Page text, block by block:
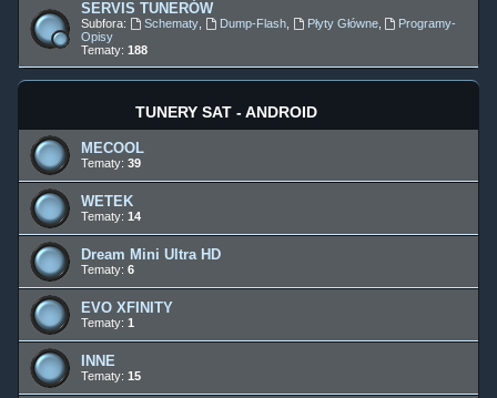
SERVIS TUNERÓW
Subfora: Schematy, Dump-Flash, Płyty Główne,
Programy-
Opisy
Tematy: 188
TUNERY SAT - ANDROID
MECOOL
Tematy: 39
WETEK
Tematy: 14
Dream Mini Ultra HD
Tematy: 6
EVO XFINITY
Tematy: 1
INNE
Tematy: 15